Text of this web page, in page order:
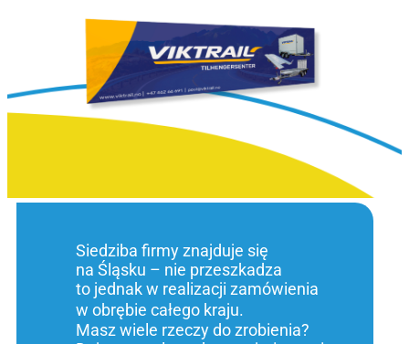
Siedziba firmy znajduje się
na Śląsku – nie przeszkadza
to jednak w realizacji zamówienia
w obrębie całego kraju.
Masz wiele rzeczy do zrobienia?